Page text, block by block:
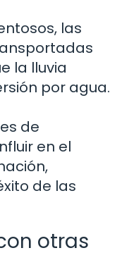
las
la lluvia
por agua.
de
en el
de las
otras